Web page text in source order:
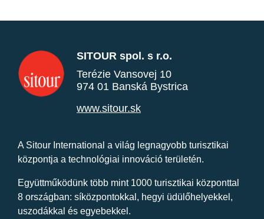
SITOUR spol. s r.o.
Terézie Vansovej 10
974 01 Banská Bystrica
www.sitour.sk
A Sitour International a világ legnagyobb turisztikai
központja a technológiai innováció területén.
Együttműködünk több mint 1000 turisztikai központtal
8 országban: síközpontokkal, hegyi üdülőhelyekkel,
uszodákkal és egyebekkel.